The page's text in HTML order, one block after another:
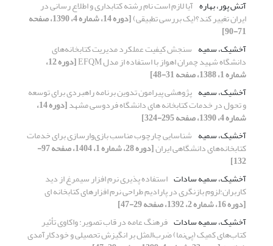
آتش پور، بهاره آیا لازم است نام رشته کتابداری و اطلاع رسانی در
ایران تغییر کند؟(یک بررسی تطبیقی) [دوره 14، شماره 4، 1390، صفحه
71-90]
آخشیک، سمیه سنجش کیفیت عملکرد مدیریت کتابخانه‌های
دانشگاه شهید چمران اهواز با استفاده از مدل EFQM [دوره 12،
شماره 1، 1388، صفحه 31-48]
آخشیک، سمیه پژوهشی پیرامون تدوین برنامه راهبردی برای توسعه
و تحول در خدمات کتابخانه های دانشگاه فردوسی مشهد [دوره 14،
شماره 4، 1390، صفحه 295-324]
آخشیک، سمیه شناسایی چارچوب مناسب بازی‌وارسازی برای خدمات
کتابخانه‌های دانشگاهی ایران [دوره 28، شماره 1، 1404، صفحه 97-
132]
آخشیک، سمیه سادات استفاده پذیری نرم افزار سیمرغ از دید
کاربران:لزوم بازنگری در پارادیم طراحی نرم افزارهای کتابخانه ای
[دوره 16، شماره 2، 1392، صفحه 29-47]
آخشیک، سمیه سادات فرهنگ عامه در قاب تصویر: واکاوی تأثیر
کتاب‌های کمیک (پی‌نما) ضرب‌المثل بر انگیزش تحصیلی و خودکارآمدی